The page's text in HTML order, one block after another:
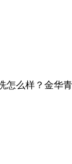
么样？金